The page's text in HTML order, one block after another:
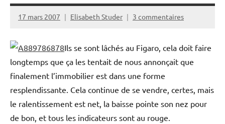
17 mars 2007 Elisabeth Studer 3 commentaires
Ils se sont lâchés au Figaro, cela doit faire
longtemps que ça les tentait de nous annonçait que
finalement l’immobilier est dans une forme
resplendissante. Cela continue de se vendre, certes, mais
le ralentissement est net, la baisse pointe son nez pour
de bon, et tous les indicateurs sont au rouge.